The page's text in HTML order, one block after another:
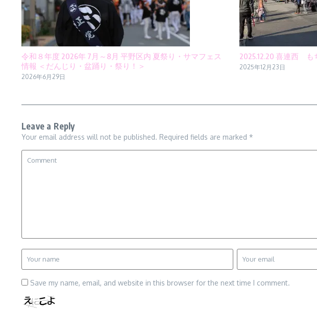
令和８年度 2026年 7月～8月 平野区内 夏祭り・サマフェス
情報 ＜だんじり・盆踊り・祭り！＞
2026年6月29日
2025.12.20 喜連西 も
2025年12月23日
Leave a Reply
Your email address will not be published. Required fields are marked *
Save my name, email, and website in this browser for the next time I comment.